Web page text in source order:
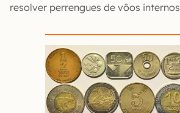
resolver perrengues de vôos